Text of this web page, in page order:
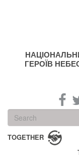
ГЕРОЇВ
Search
form
Search
TOGETHER